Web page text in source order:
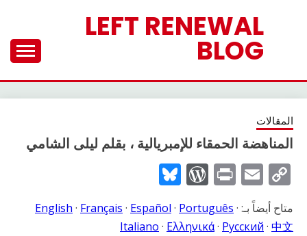
LEFT RENEWAL
BLOG
المقالات
المناهضة الحمقاء للإمبريالية ، بقلم ليلى الشامي
Copy
Link
Email
Print
WordPress
متاح أيضاً بـ: English · Français · Español · Português ·
Italiano · Ελληνικά· Русский · 中文